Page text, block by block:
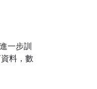
一步訓
料，數